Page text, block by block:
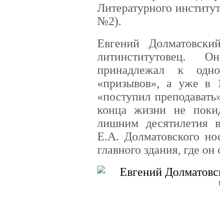
Литературного
№2).
Евгений
принадлежал к
«призывов», а уже в
«поступил
конца жизни не
лишним десятилетия
Е.А. Долматовского
главного здания, где